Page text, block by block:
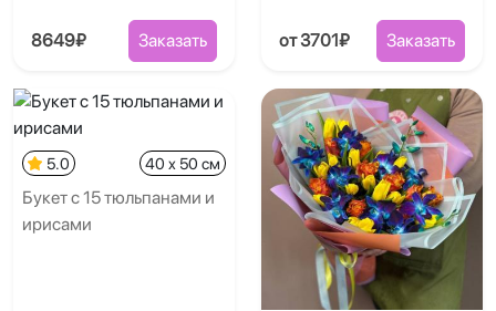
8649₽ Заказать от 3701₽ Заказать
5.0 40 x 50 см
Букет с 15 тюльпанами и
ирисами